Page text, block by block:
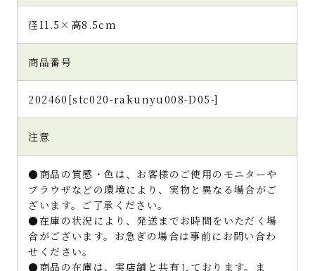
径11.5×高8.5cm
商品番号
202460[stc020-rakunyu008-D05-]
注意
●商品の質感・色は、お客様のご使用のモニターや
ブラウザなどの環境により、実物と異なる場合がご
ざいます。ご了承ください。
●在庫の状況により、発送までお時間をいただく場
合がございます。お急ぎの場合は事前にお問い合わ
せください。
●商品の在庫は、実店舗と共有しております。ま